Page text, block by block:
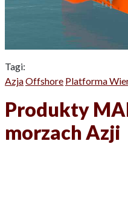
Tagi:
AzjaOffshore Platforma
Produkty
morzach Azji